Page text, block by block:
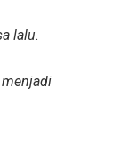
lalu.